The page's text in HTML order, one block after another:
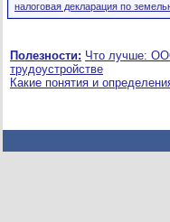
налоговая декларация по
Полезности: Что лучше:
трудоустройстве
Какие понятия и